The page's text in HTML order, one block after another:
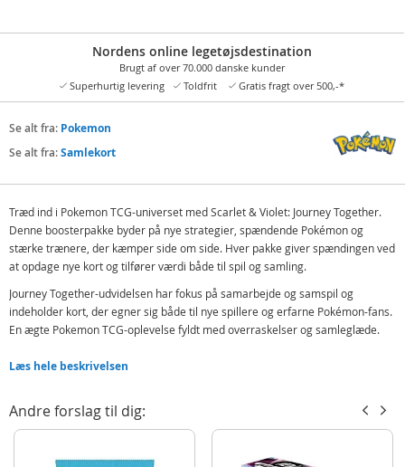
Nordens online legetøjsdestination
Brugt af over 70.000 danske kunder
Superhurtig levering
Toldfrit Gratis fragt over 500,-*
Se alt fra: Pokemon
Se alt fra:Samlekort
Træd ind i Pokemon TCG-universet med Scarlet & Violet: Journey Together.
Denne boosterpakke byder på nye strategier, spændende Pokémon og
stærke trænere, der kæmper side om side. Hver pakke giver spændingen ved
at opdage nye kort og tilfører værdi både til spil og samling.
Journey Together-udvidelsen har fokus på samarbejde og samspil og
indeholder kort, der egner sig både til nye spillere og erfarne Pokémon-fans.
En ægte Pokemon TCG-oplevelse fyldt med overraskelser og samleglæde.
styrke eksisterende decks eller bruges som udgangspunkt for nye. Indholdet
Pokemon eller sjældne kort der gemmer sig indeni.
Boosterpakker er et populært valg til samlere, spil med venner eller som en
oplagt gave til Pokémon-interesserede.
Læs hele beskrivelsen
Andre forslag til dig: